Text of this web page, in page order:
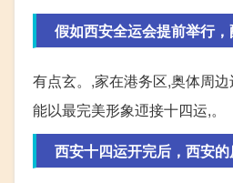
假如西安全运会提前举行
有点玄。,家在港务区,奥体周
能以最完美形象迊接十四运,。
西安十四运开完后，西安